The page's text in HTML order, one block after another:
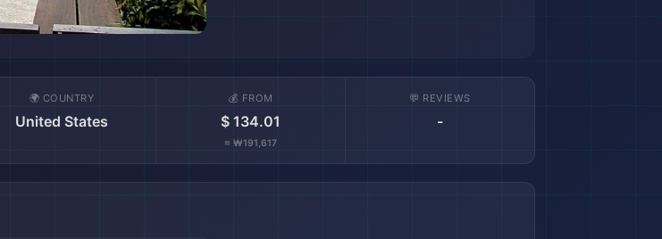
🌍 COUNTRY
United States
💰 FROM
$ 134.01
≈ ₩191,617
💬 REVIEWS
-